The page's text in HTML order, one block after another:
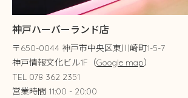
神戸ハーバーランド店
〒650-0044 神戸市中央区東川崎町1-5-7
神戸情報文化ビル1F（Google map）
TEL 078 362 2351
営業時間 11:00 - 20:00